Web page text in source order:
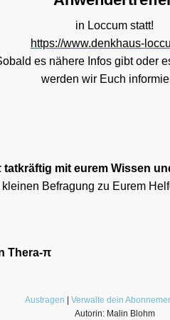
in Loccum statt!
https://www.denkhaus-
es nähere Infos gibt oder
werden wir Euch
tatkräftig mit eurem Wissen
Befragung zu Eurem
Thera-π
Austragen Verwalte dein
Autorin: Malin Blohm